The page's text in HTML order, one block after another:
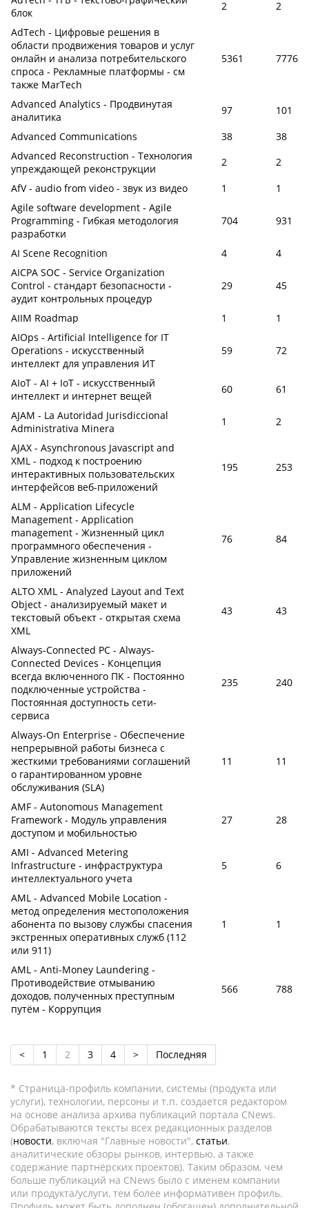
блок
2
2
AdTech - Цифровые решения в
области продвижения товаров и услуг
онлайн и анализа потребительского
спроса - Рекламные платформы - см
также MarTech
5361 7776
Advanced Analytics - Продвинутая
аналитика
97
101
Advanced Communications
38
38
Advanced Reconstruction - Технология
упреждающей реконструкции
2
2
AfV - audio from video - звук из видео
1
1
Agile software development - Agile
Programming - Гибкая методология
разработки
704 931
AI Scene Recognition 4
4
AICPA SOC - Service Organization
Control - стандарт безопасности -
аудит контрольных процедур
29 45
AIIM Roadmap 1
1
AIOps - Artificial Intelligence for IT
Operations - искусственный
интеллект для управления ИТ
59 72
AIoT - AI + IoT - искусственный
интеллект и интернет вещей
60
61
AJAM - La Autoridad Jurisdiccional
Administrativa Minera
1
2
AJAX - Asynchronous Javascript and
XML - подход к построению
интерактивных пользовательских
интерфейсов веб-приложений
195 253
ALM - Application Lifecycle
Management - Application
management - Жизненный цикл
программного обеспечения -
Управление жизненным циклом
приложений
76 84
ALTO XML - Analyzed Layout and Text
Object - анализируемый макет и
текстовый объект - открытая схема
XML
43 43
Always-Connected PC - Always-
Connected Devices - Концепция
всегда включенного ПК - Постоянно
подключенные устройства -
Постоянная доступность сети-
сервиса
235 240
Always-On Enterprise - Обеспечение
непрерывной работы бизнеса с
жесткими требованиями соглашений
о гарантированном уровне
обслуживания (SLA)
11 11
AMF - Autonomous Management
Framework - Модуль управления
доступом и мобильностью
27 28
AMI - Advanced Metering
Infrastructure - инфраструктура
интеллектуального учета
5 6
AML - Advanced Mobile Location -
метод определения местоположения
абонента по вызову службы спасения
экстренных оперативных служб (112
или 911)
1 1
AML - Anti-Money Laundering -
Противодействие отмыванию
доходов, полученных преступным
путём - Коррупция
566 788
< 1 2 3 4 > Последняя
* Страница-профиль компании, системы (продукта или
услуги), технологии, персоны и т.п. создается редактором
на основе анализа архива публикаций портала CNews.
Обрабатываются тексты всех редакционных разделов
(новости, включая "Главные новости", статьи,
аналитические обзоры рынков, интервью, а также
содержание партнёрских проектов). Таким образом, чем
больше публикаций на CNews было с именем компании
или продукта/услуги, тем более информативен профиль.